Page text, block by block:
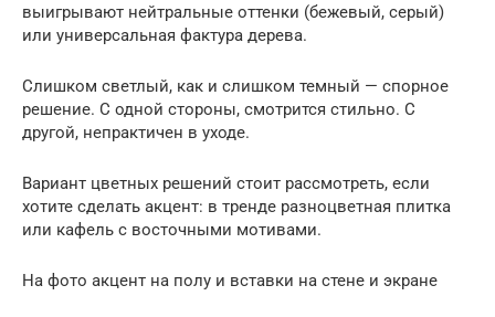
выигрывают нейтральные оттенки (бежевый, серый)
или универсальная фактура дерева.
Слишком светлый, как и слишком темный — спорное
решение. С одной стороны, смотрится стильно. С
другой, непрактичен в уходе.
Вариант цветных решений стоит рассмотреть, если
хотите сделать акцент: в тренде разноцветная плитка
или кафель с восточными мотивами.
На фото акцент на полу и вставки на стене и экране